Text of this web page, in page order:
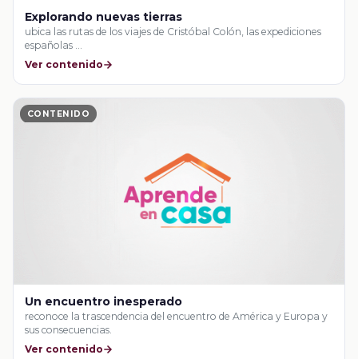
Explorando nuevas tierras
ubica las rutas de los viajes de Cristóbal Colón, las expediciones
españolas …
Ver contenido
CONTENIDO
Un encuentro inesperado
reconoce la trascendencia del encuentro de América y Europa y
sus consecuencias.
Ver contenido